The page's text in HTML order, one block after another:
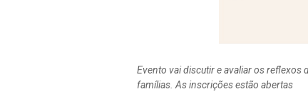
Evento vai discutir e avaliar os reflexos
famílias. As inscrições estão abertas